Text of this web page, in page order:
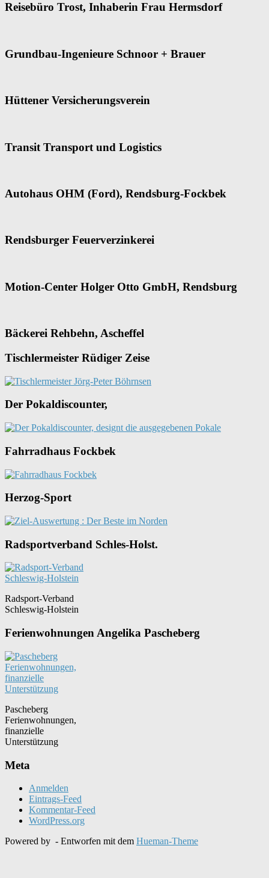
Reisebüro Trost, Inhaberin Frau Hermsdorf
Grundbau-Ingenieure Schnoor + Brauer
Hüttener Versicherungsverein
Transit Transport und Logistics
Autohaus OHM (Ford), Rendsburg-Fockbek
Rendsburger Feuerverzinkerei
Motion-Center Holger Otto GmbH, Rendsburg
Bäckerei Rehbehn, Ascheffel
Tischlermeister Rüdiger Zeise
Der Pokaldiscounter,
Fahrradhaus Fockbek
Herzog-Sport
Radsportverband Schles-Holst.
Radsport-Verband
Schleswig-Holstein
Ferienwohnungen Angelika Pascheberg
Pascheberg
Ferienwohnungen,
finanzielle
Unterstützung
Meta
Anmelden
Eintrags-Feed
Kommentar-Feed
WordPress.org
Powered by - Entworfen mit dem Hueman-Theme